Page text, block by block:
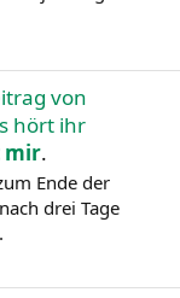
von
hört ihr
mir.
Ende der
drei Tage